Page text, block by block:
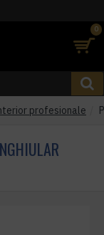
0
profesionale